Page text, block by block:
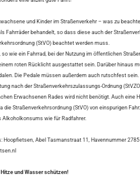
und Kinder im Straßenverkehr – was zu
Fahrräder behandelt, so dass diese auch der
(StVO) beachtet werden muss.
so wie ein Fahrrad, bei der Nutzung im öffentlichen
roten Rücklicht ausgestattet sein. Darüber hinaus
Die Pedale müssen außerdem auch rutschfest
nach der Straßenverkehrszulassungs-Ordnung
Erwachsenen Rades wird nicht benötigt. Auch
die Straßenverkehrsordnung (StVO) von einspurigen
wie für Radfahrer.
Hoopfietsen, Abel Tasmanstraat 11, Havennummer
und Wasser schützen!